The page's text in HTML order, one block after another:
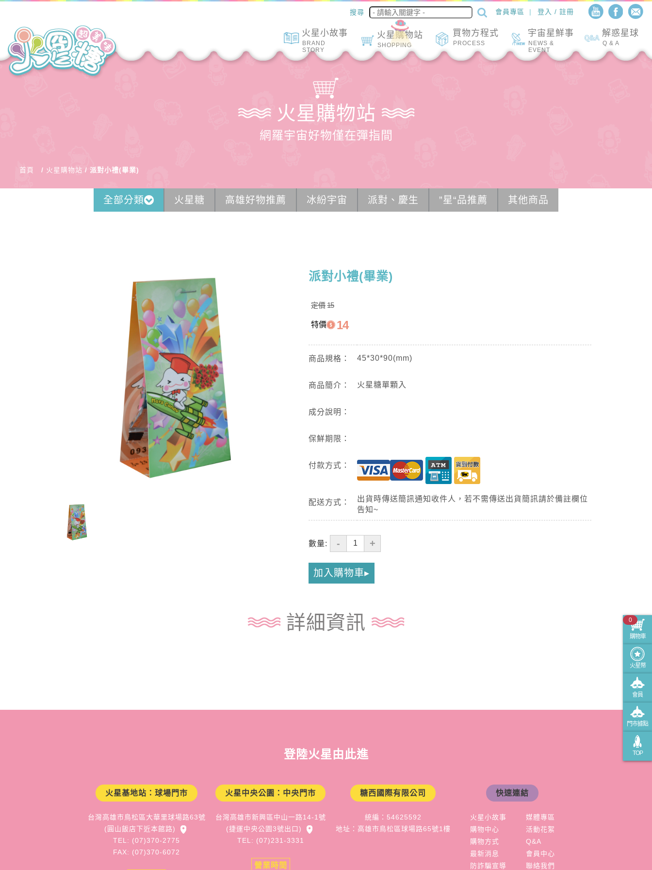
會員專區 登入 / 註冊
搜尋
解惑星球
Q & A
宇宙星鮮事
NEWS &
EVENT
買物方程式
PROCESS
火星購物站
SHOPPING
火星小故事
BRAND
STORY
火星購物站
網羅宇宙好物僅在彈指間
首頁 火星購物站 派對小禮(畢業)
全部分類 火星糖 高雄好物推薦 冰紛宇宙 派對、慶生 ”星“品推薦 其他商品
派對小禮(畢業)
定價15
特價 14
商品規格： 45*30*90(mm)
商品簡介： 火星糖單顆入
成分說明：
保鮮期限：
付款方式：
配送方式：
出貨時傳送簡訊通知收件人，若不需傳送出貨簡訊請於備註欄位
告知~
數量: - +
加入購物車
詳細資訊
購物車
0
火星幣
會員
門市據點
TOP
登陸火星由此進
火星基地站：球場門市
台灣高雄市鳥松區大華里球場路63號
(圓山飯店下近本館路)
TEL: (07)370-2775
FAX: (07)370-6072
火星中央公園：中央門市
台灣高雄市新興區中山一路14-1號
(捷運中央公園3號出口)
TEL: (07)231-3331
營業時間
糖西國際有限公司
統編：54625592
地址：高雄市鳥松區球場路65號1樓
快速連結
火星小故事
購物中心
購物方式
最新消息
防詐騙宣導
媒體專區
活動花絮
Q&A
會員中心
聯絡我們